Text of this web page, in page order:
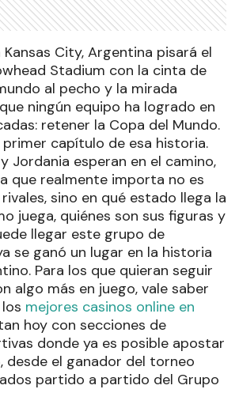
Kansas City, Argentina pisará el
Stadium con la cinta de
al pecho y la mirada
ningún equipo ha logrado en
retener la Copa del Mundo.
primer capítulo de esa historia.
Jordania esperan en el camino,
que realmente importa no es
sino en qué estado llega la
juega, quiénes son sus figuras y
llegar este grupo de
se ganó un lugar en la historia
Para los que quieran seguir
algo más en juego, vale saber
mejores casinos online en
hoy con secciones de
donde ya es posible apostar
desde el ganador del torneo
partido a partido del Grupo